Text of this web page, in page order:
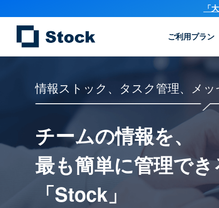
「
ご利用プラン
情報ストック、タスク管理、メ
チームの情報を、
最も簡単に管理で
「Stock」